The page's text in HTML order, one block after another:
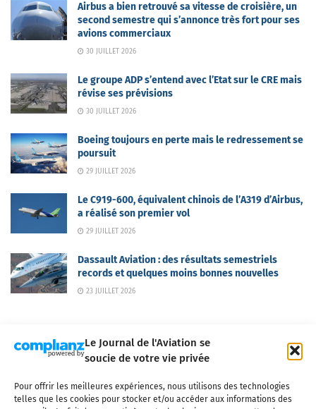
Le Journal de l'Aviation se
soucie de votre vie privée
Pour offrir les meilleures expériences, nous utilisons des technologies
telles que les cookies pour stocker et/ou accéder aux informations des
Airbus a bien retrouvé sa vitesse de croisière, un
second semestre qui s’annonce très fort pour ses
avions commerciaux
30 JUILLET 2026
Le groupe ADP s’entend avec l’Etat sur le CRE mais
révise ses prévisions
30 JUILLET 2026
Boeing toujours en perte mais le redressement se
poursuit
29 JUILLET 2026
Le C919-600, équivalent chinois de l’A319 d’Airbus,
a réalisé son premier vol
29 JUILLET 2026
Dassault Aviation : des résultats semestriels
records et quelques moins bonnes nouvelles
23 JUILLET 2026
Qui sommes-nous ? Nous contacter
Partenaires
Mentions légales
CGV Politique de confidentialité Cookies